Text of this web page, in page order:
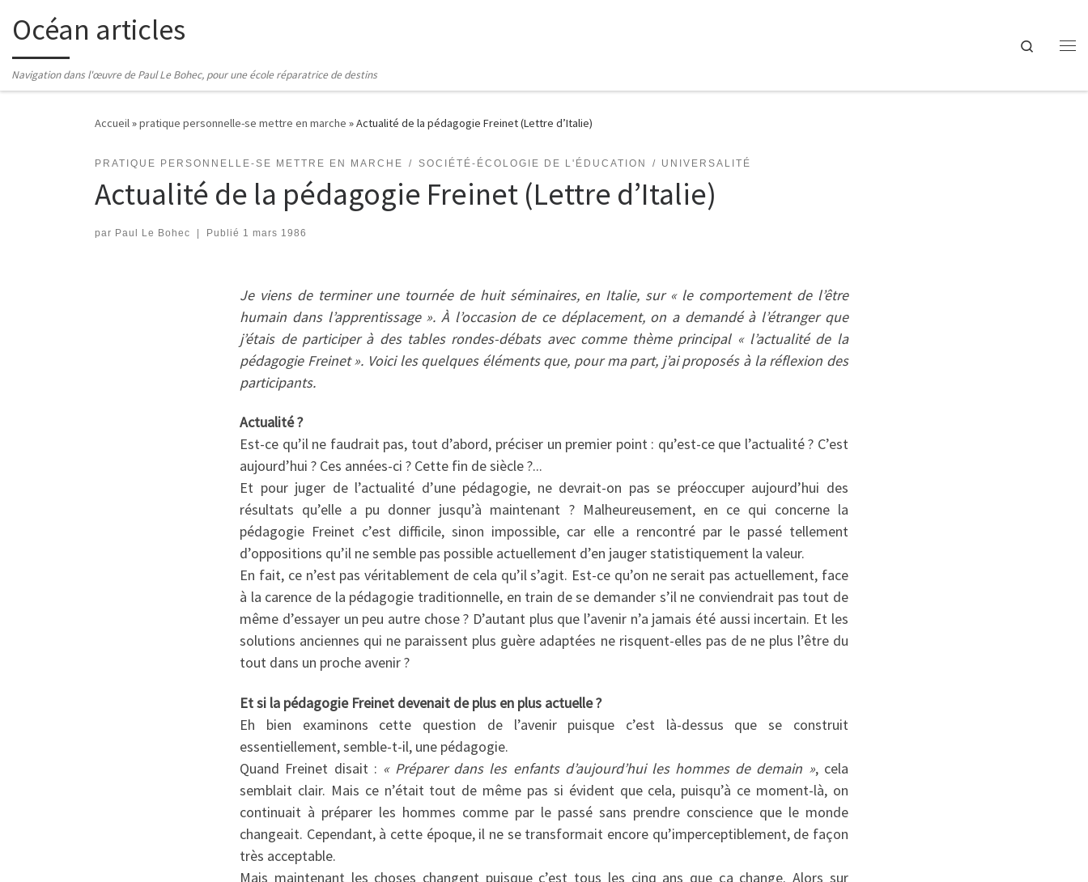
Passer au contenu
Océan articles
Navigation dans l'œuvre de Paul Le Bohec, pour une école réparatrice de destins
Search
Accueil»pratique personnelle-se mettre en marche »Actualité de la pédagogie Freinet (Lettre d’Italie)
PRATIQUE PERSONNELLE-SE METTRE EN MARCHE SOCIÉTÉ-ÉCOLOGIE DE L'ÉDUCATION UNIVERSALITÉ
Actualité de la pédagogie Freinet (Lettre d’Italie)
par Paul Le Bohec Publié 1 mars 1986
Je viens de terminer une tournée de huit séminaires, en Italie, sur « le comportement de l’être
humain dans l’apprentissage ». À l’occasion de ce déplacement, on a demandé à l’étranger que
j’étais de participer à des tables rondes-débats avec comme thème principal « l’actualité de la
pédagogie Freinet ». Voici les quelques éléments que, pour ma part, j’ai proposés à la réflexion des
participants.
Actualité ?
Est-ce qu’il ne faudrait pas, tout d’abord, préciser un premier point : qu’est-ce que l’actualité ? C’est
aujourd’hui ? Ces années-ci ? Cette fin de siècle ?...
Et pour juger de l’actualité d’une pédagogie, ne devrait-on pas se préoccuper aujourd’hui des
résultats qu’elle a pu donner jusqu’à maintenant ? Malheureusement, en ce qui concerne la
pédagogie Freinet c’est difficile, sinon impossible, car elle a rencontré par le passé tellement
d’oppositions qu’il ne semble pas possible actuellement d’en jauger statistiquement la valeur.
En fait, ce n’est pas véritablement de cela qu’il s’agit. Est-ce qu’on ne serait pas actuellement, face
à la carence de la pédagogie traditionnelle, en train de se demander s’il ne conviendrait pas tout de
même d’essayer un peu autre chose ? D’autant plus que l’avenir n’a jamais été aussi incertain. Et les
solutions anciennes qui ne paraissent plus guère adaptées ne risquent-elles pas de ne plus l’être du
tout dans un proche avenir ?
Et si la pédagogie Freinet devenait de plus en plus actuelle ?
Eh bien examinons cette question de l’avenir puisque c’est là-dessus que se construit
essentiellement, semble-t-il, une pédagogie.
Quand Freinet disait : « Préparer dans les enfants d’aujourd’hui les hommes de demain », cela
semblait clair. Mais ce n’était tout de même pas si évident que cela, puisqu’à ce moment-là, on
continuait à préparer les hommes comme par le passé sans prendre conscience que le monde
changeait. Cependant, à cette époque, il ne se transformait encore qu’imperceptiblement, de façon
très acceptable.
Mais maintenant les choses changent puisque c’est tous les cinq ans que ça change. Alors sur